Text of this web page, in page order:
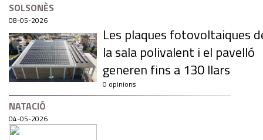
SOLSONÈS
08-05-2026
Les plaques fotovoltaiques
la sala polivalent i el pavelló
generen fins a 130 llars
0 opinions
NATACIÓ
04-05-2026